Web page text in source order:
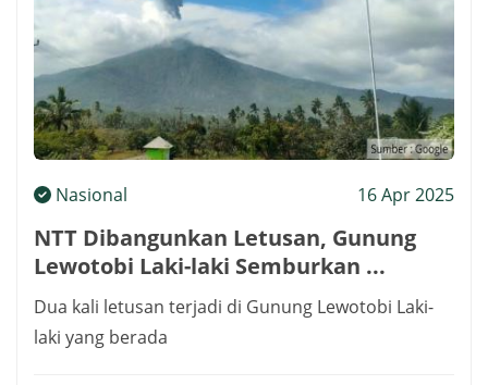
Nasional 16 Apr 2025
NTT Dibangunkan Letusan, Gunung
Lewotobi Laki-laki Semburkan ...
Dua kali letusan terjadi di Gunung Lewotobi Laki-
laki yang berada